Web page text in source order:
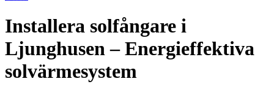
Installera solfångare i
Ljunghusen – Energieffektiva
solvärmesystem